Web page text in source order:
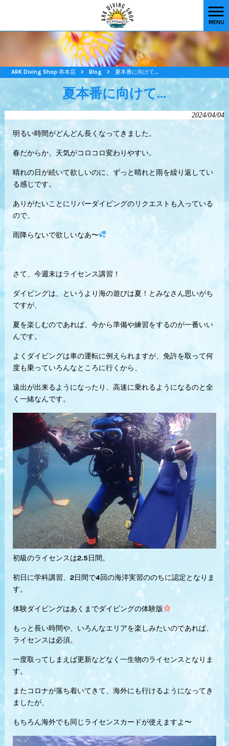
MENU
ARK Diving Shop 串本店 > Blog > 夏本番に向けて…
夏本番に向けて…
2024/04/04
明るい時間がどんどん長くなってきました。
春だからか、天気がコロコロ変わりやすい。
晴れの日が続いて欲しいのに、ずっと晴れと雨を繰り返してい
る感じです。
ありがたいことにリバーダイビングのリクエストも入っている
ので、
雨降らないで欲しいなあ〜
さて、今週末はライセンス講習！
ダイビングは、というより海の遊びは夏！とみなさん思いがち
ですが、
夏を楽しむのであれば、今から準備や練習をするのが一番いい
んです。
よくダイビングは車の運転に例えられますが、免許を取って何
度も乗っていろんなところに行くから、
遠出が出来るようになったり、高速に乗れるようになるのと全
く一緒なんです。
初級のライセンスは2.5日間。
初日に学科講習、2日間で4回の海洋実習ののちに認定となりま
す。
体験ダイビングはあくまでダイビングの体験版
もっと長い時間や、いろんなエリアを楽しみたいのであれば、
ライセンスは必須。
一度取ってしまえば更新などなく一生物のライセンスとなりま
す。
またコロナが落ち着いてきて、海外にも行けるようになってき
ましたが、
もちろん海外でも同じライセンスカードが使えますよ〜